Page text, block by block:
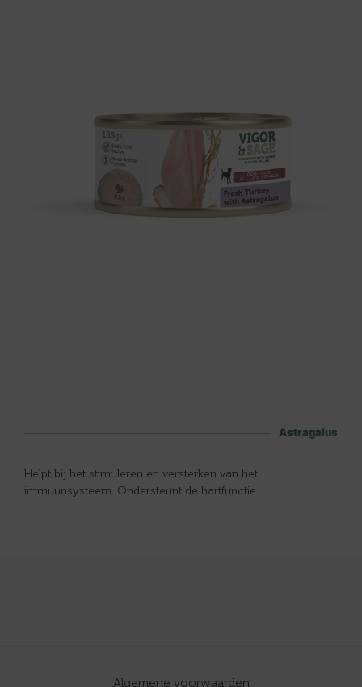
Astragalus
Helpt bij het stimuleren en versterken van het
immuunsysteem. Ondersteunt de hartfunctie.
Algemene voorwaarden